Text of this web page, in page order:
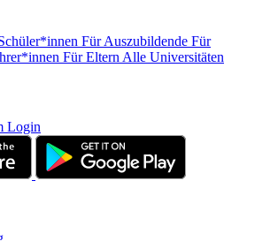
Für Auszubildende Für
Für Eltern Alle Universitäten
Login